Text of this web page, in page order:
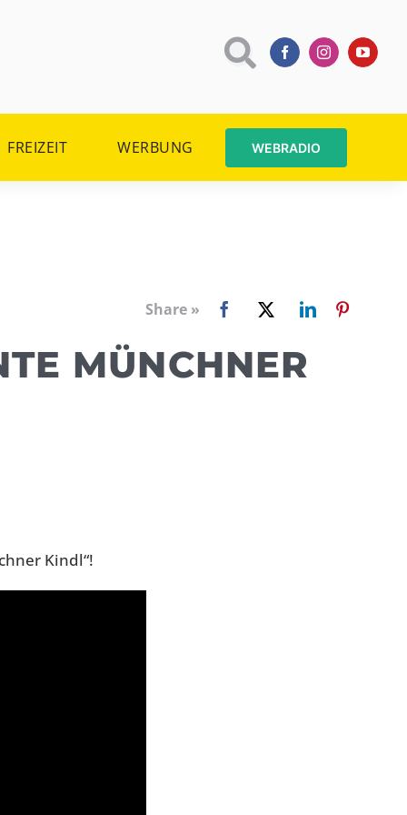
FREIZEIT WERBUNG WEBRADIO
Share »
MÜNCHNER
Kindl“!